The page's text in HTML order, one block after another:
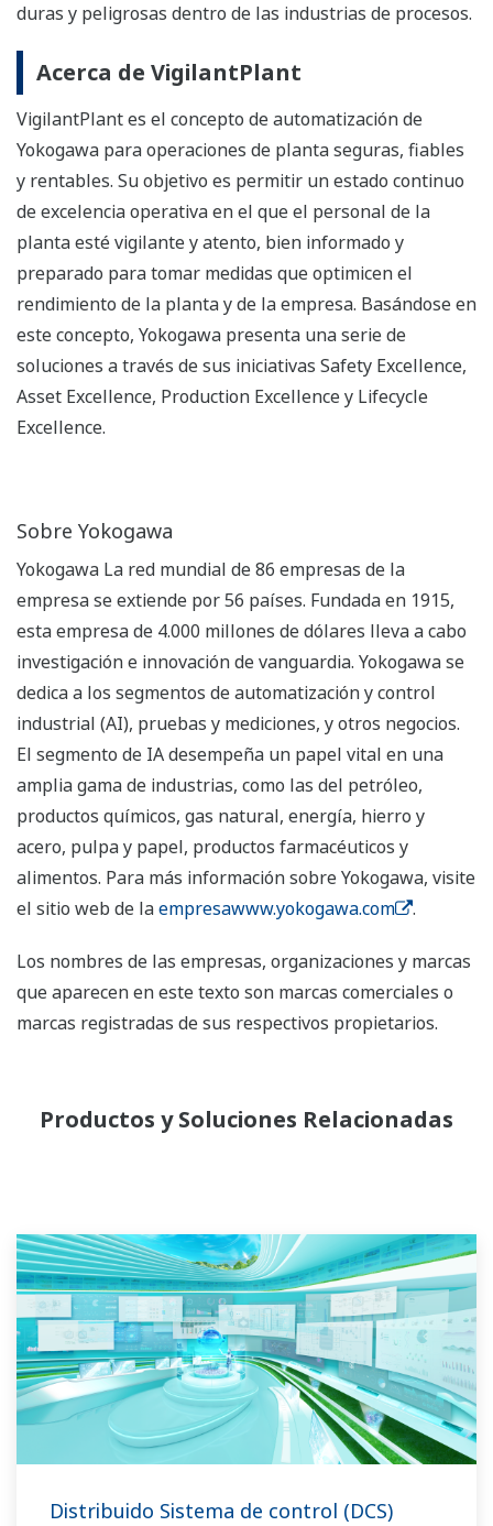
duras y peligrosas dentro de las industrias de procesos.
Acerca de VigilantPlant
VigilantPlant es el concepto de automatización de
Yokogawa para operaciones de planta seguras, fiables
y rentables. Su objetivo es permitir un estado continuo
de excelencia operativa en el que el personal de la
planta esté vigilante y atento, bien informado y
preparado para tomar medidas que optimicen el
rendimiento de la planta y de la empresa. Basándose en
este concepto, Yokogawa presenta una serie de
soluciones a través de sus iniciativas Safety Excellence,
Asset Excellence, Production Excellence y Lifecycle
Excellence.
Sobre Yokogawa
Yokogawa La red mundial de 86 empresas de la
empresa se extiende por 56 países. Fundada en 1915,
esta empresa de 4.000 millones de dólares lleva a cabo
investigación e innovación de vanguardia. Yokogawa se
dedica a los segmentos de automatización y control
industrial (AI), pruebas y mediciones, y otros negocios.
El segmento de IA desempeña un papel vital en una
amplia gama de industrias, como las del petróleo,
productos químicos, gas natural, energía, hierro y
acero, pulpa y papel, productos farmacéuticos y
alimentos. Para más información sobre Yokogawa, visite
el sitio web de laempresawww.yokogawa.com .
Los nombres de las empresas, organizaciones y marcas
que aparecen en este texto son marcas comerciales o
marcas registradas de sus respectivos propietarios.
Productos y Soluciones Relacionadas
Distribuido Sistema de control (DCS)